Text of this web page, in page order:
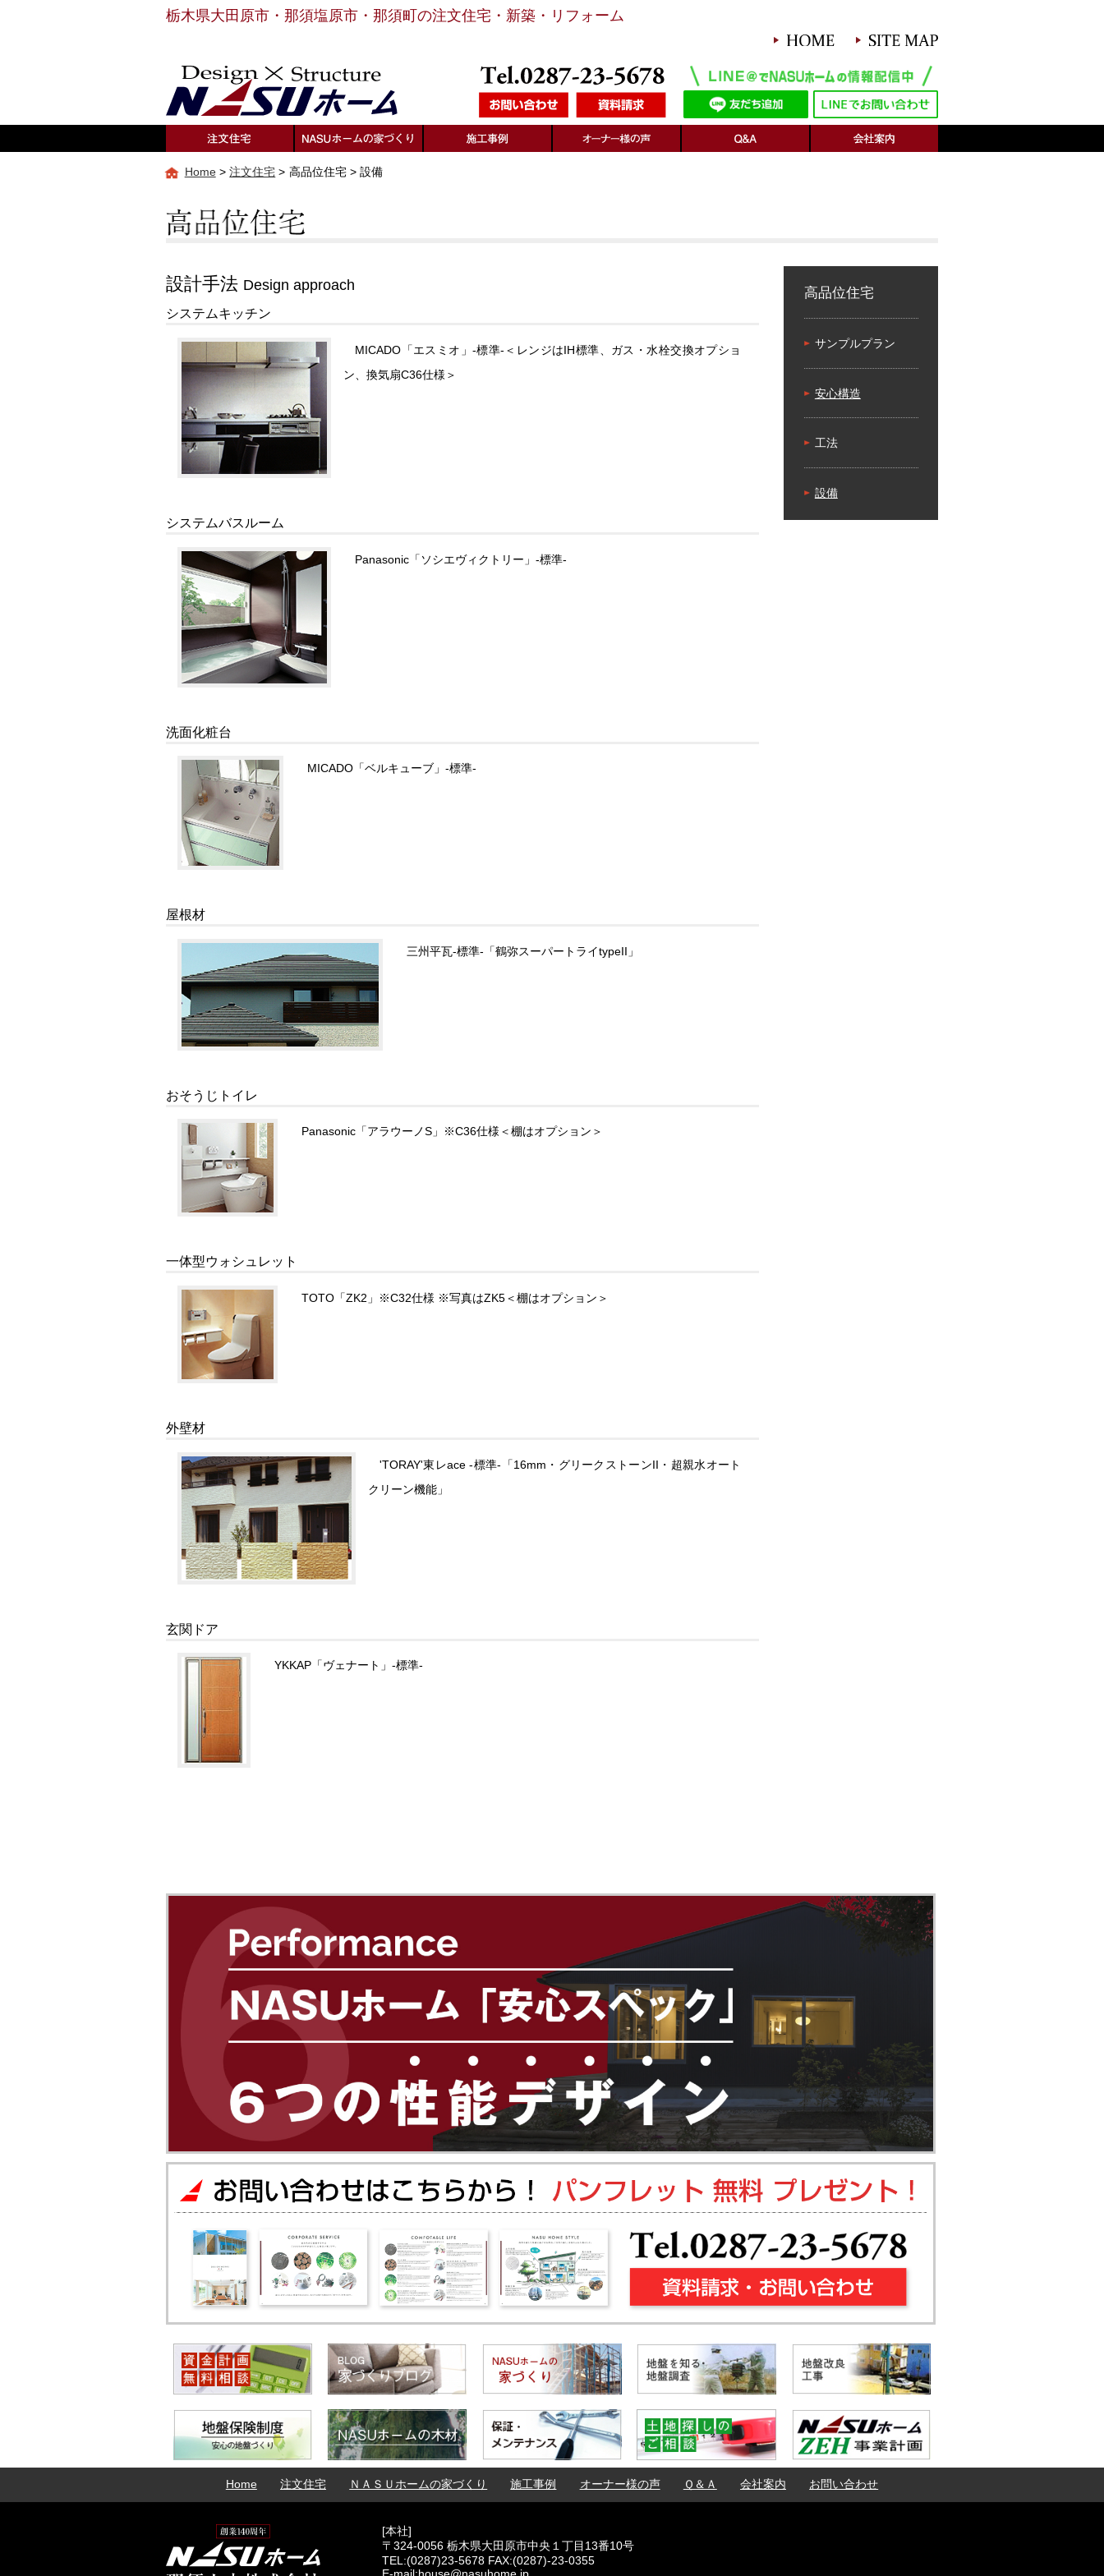
栃木県大田原市・那須塩原市・那須町の注文住宅 ・新築・リフォーム
Home> 注文住宅 > 高品位住宅 > 設備
設計手法 Design approach
システムキッチン
MICADO「エスミオ」-標準-＜レンジはIH標準、ガス・水栓交換オプショ
ン、換気扇C36仕様＞
システムバスルーム
Panasonic「ソシエヴィクトリー」-標準-
洗面化粧台
MICADO「ベルキューブ」-標準-
屋根材
三州平瓦-標準-「鶴弥スーパートライtypeII」
おそうじトイレ
Panasonic「アラウーノS」※C36仕様＜棚はオプション＞
一体型ウォシュレット
TOTO「ZK2」※C32仕様 ※写真はZK5＜棚はオプション＞
外壁材
'TORAY'東レace -標準-「16mm・グリークストーンII・超親水オート
クリーン機能」
玄関ドア
YKKAP「ヴェナート」-標準-
高品位住宅
サンプルプラン
安心構造
工法
設備
Home 注文住宅 ＮＡＳＵホームの家づくり 施工事例 オーナー様の声 Ｑ＆Ａ 会社案内 お問い合わせ
[本社]
〒324-0056 栃木県大田原市中央１丁目13番10号
TEL:(0287)23-5678 FAX:(0287)-23-0355